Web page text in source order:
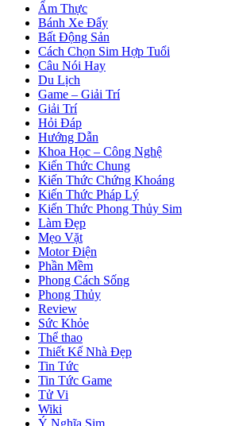
Ẩm Thực
Bánh Xe Đẩy
Bất Động Sản
Cách Chọn Sim Hợp Tuổi
Câu Nói Hay
Du Lịch
Game – Giải Trí
Giải Trí
Hỏi Đáp
Hướng Dẫn
Khoa Học – Công Nghệ
Kiến Thức Chung
Kiến Thức Chứng Khoáng
Kiến Thức Pháp Lý
Kiến Thức Phong Thủy Sim
Làm Đẹp
Mẹo Vặt
Motor Điện
Phần Mềm
Phong Cách Sống
Phong Thủy
Review
Sức Khỏe
Thể thao
Thiết Kế Nhà Đẹp
Tin Tức
Tin Tức Game
Tử Vi
Wiki
Ý Nghĩa Sim